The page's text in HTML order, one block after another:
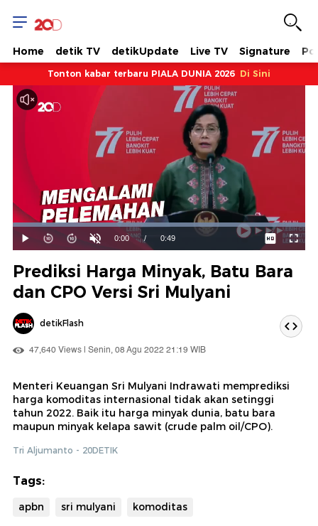
Home detik TV detikUpdate Live TV Signature
Tonton kabar terbaru PIALA DUNIA 2026 Di Sini
Mainkan
Suara
Hidup
Waktu
0:00 / Durasi
0:49
Dimuat:
100.00%
Prediksi Harga Minyak, Batu Bara
dan CPO Versi Sri Mulyani
detikFlash
47,640 Views | Senin, 08 Agu 2022 21:19 WIB
Menteri Keuangan Sri Mulyani Indrawati memprediksi
harga komoditas internasional tidak akan setinggi
tahun 2022. Baik itu harga minyak dunia, batu bara
maupun minyak kelapa sawit (crude palm oil/CPO).
Tri Aljumanto - 20DETIK
Tags:
apbn sri mulyani komoditas